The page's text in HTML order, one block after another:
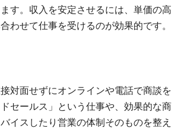
す。収入を安定させるには、単価の高
わせて仕事を受けるのが効果的です。
接対面せずにオンラインや電話で商談を
セールス」という仕事や、効果的な商
イスしたり営業の体制そのものを整え